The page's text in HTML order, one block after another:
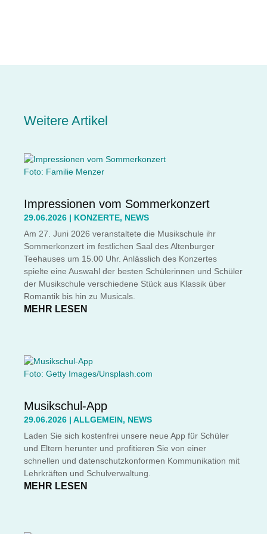
Weitere Artikel
Foto: Familie Menzer
Impressionen vom Sommerkonzert
29.06.2026 | KONZERTE, NEWS
Am 27. Juni 2026 veranstaltete die Musikschule ihr
Sommerkonzert im festlichen Saal des Altenburger
Teehauses um 15.00 Uhr. Anlässlich des Konzertes
spielte eine Auswahl der besten Schülerinnen und Schüler
der Musikschule verschiedene Stück aus Klassik über
Romantik bis hin zu Musicals.
MEHR LESEN
Foto: Getty Images/Unsplash.com
Musikschul-App
29.06.2026 | ALLGEMEIN, NEWS
Laden Sie sich kostenfrei unsere neue App für Schüler
und Eltern herunter und profitieren Sie von einer
schnellen und datenschutzkonformen Kommunikation mit
Lehrkräften und Schulverwaltung.
MEHR LESEN